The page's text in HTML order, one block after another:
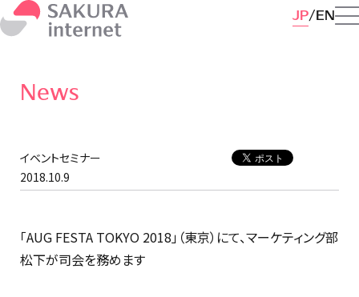
JP EN
News
イベントセミナー
2018.10.9
「AUG FESTA TOKYO 2018」（東京）にて、マーケティング部
松下が司会を務めます